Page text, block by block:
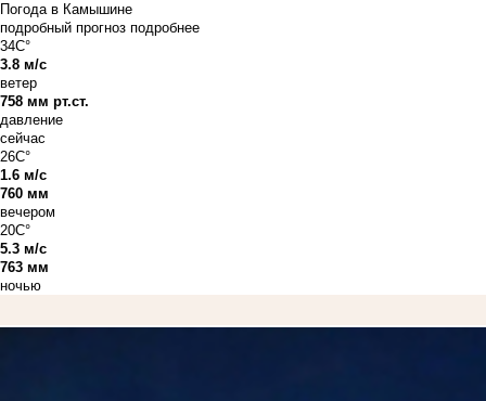
Погода в Камышине
подробный прогноз подробнее
34C°
3.8 м/с
ветер
758 мм рт.ст.
давление
сейчас
26C°
1.6 м/с
760 мм
вечером
20C°
5.3 м/с
763 мм
ночью